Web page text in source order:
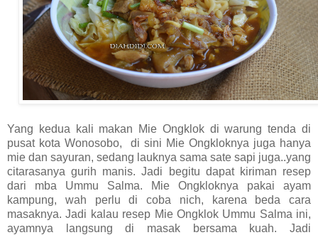
Yang kedua kali makan Mie Ongklok di warung tenda di
pusat kota Wonosobo, di sini Mie Ongkloknya juga hanya
mie dan sayuran, sedang lauknya sama sate sapi juga..yang
citarasanya gurih manis. Jadi begitu dapat kiriman resep
dari mba Ummu Salma. Mie Ongkloknya pakai ayam
kampung, wah perlu di coba nich, karena beda cara
masaknya. Jadi kalau resep Mie Ongklok Ummu Salma ini,
ayamnya langsung di masak bersama kuah. Jadi